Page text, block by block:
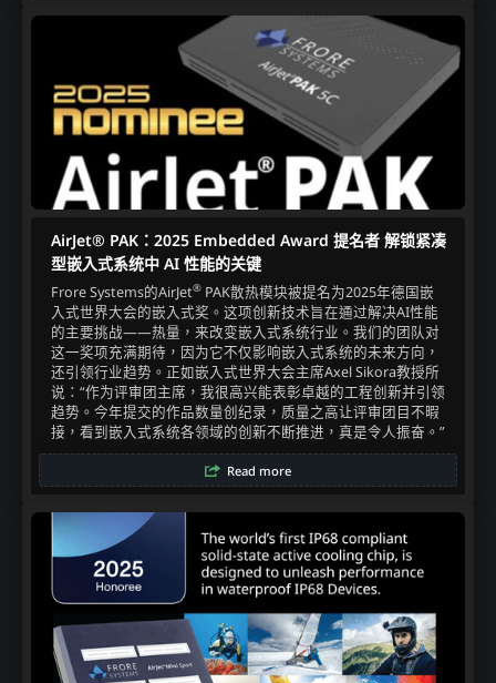
AirJet® PAK：2025 Embedded Award 提名者 解锁紧凑
型嵌入式系统中 AI 性能的关键
Frore Systems的AirJet®PAK散热模块被提名为2025年德国嵌
入式世界大会的嵌入式奖。这项创新技术旨在通过解决AI性能
的主要挑战——热量，来改变嵌入式系统行业。我们的团队对
这一奖项充满期待，因为它不仅影响嵌入式系统的未来方向，
还引领行业趋势。正如嵌入式世界大会主席Axel Sikora教授所
说：“作为评审团主席，我很高兴能表彰卓越的工程创新并引领
趋势。今年提交的作品数量创纪录，质量之高让评审团目不暇
接，看到嵌入式系统各领域的创新不断推进，真是令人振奋。”
Read more